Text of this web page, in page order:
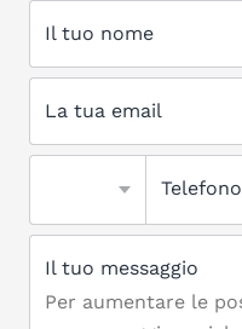
Il tuo nome
La tua email
Telefono
Il tuo messaggio